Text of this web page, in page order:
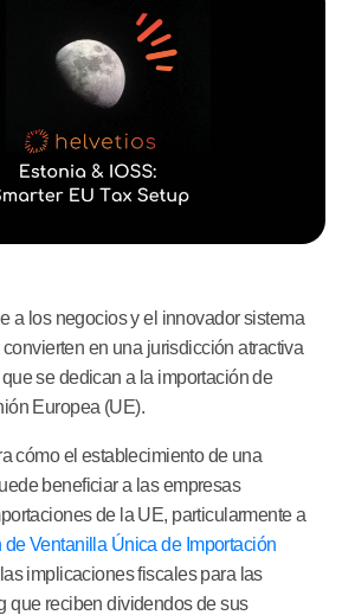
a los negocios y el innovador sistema
en una jurisdicción atractiva
se dedican a la importación de
Europea (UE).
cómo el establecimiento de una
beneficiar a las empresas
de la UE, particularmente a
de Ventanilla Única de Importación
implicaciones fiscales para las
que reciben dividendos de sus